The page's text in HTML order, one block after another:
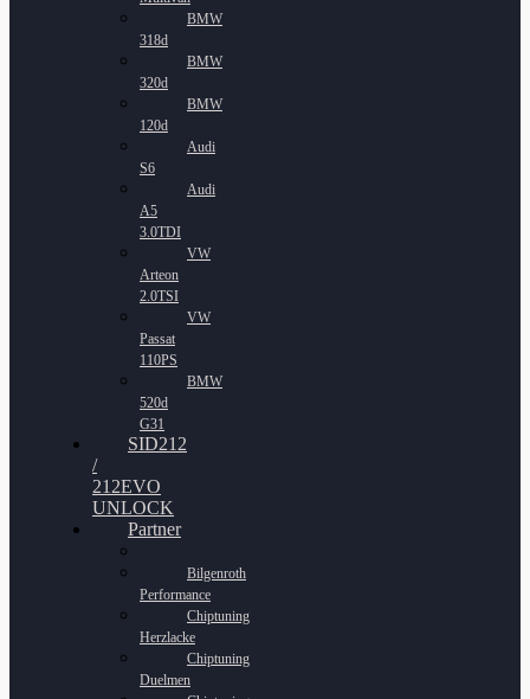
BMW
318d
BMW
320d
BMW
120d
Audi
S6
Audi
A5
3.0TDI
VW
Arteon
2.0TSI
VW
Passat
110PS
BMW
520d
G31
SID212
/
212EVO
UNLOCK
Partner
Bilgenroth
Performance
Chiptuning
Herzlacke
Chiptuning
Duelmen